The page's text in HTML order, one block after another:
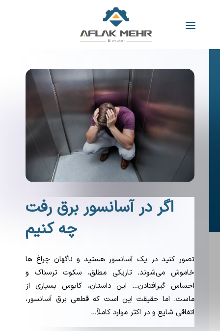
اگر در آسانسور برق رفت
چه کنیم
تصور کنید در یک آسانسور هستید و ناگهان چراغ ها
خاموش می‌شوند. تاریکی مطلق، سکوت ترسناک و
احساس گیرافتادن… این داستان، کابوس بسیاری از
ماست. اما حقیقت این است که قطعی برق آسانسور،
اتفاقی شایع و در اکثر موارد کاملاً…